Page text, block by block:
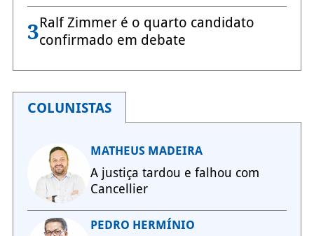
3Ralf Zimmer é o quarto candidato
confirmado em debate
COLUNISTAS
MATHEUS MADEIRA
A justiça tardou e falhou com
Cancellier
PEDRO HERMÍNIO